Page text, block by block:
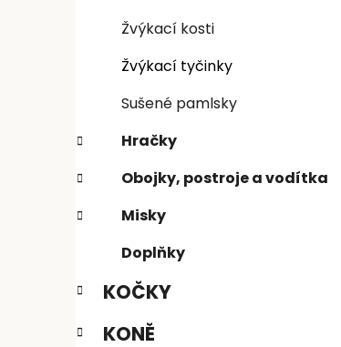
e
l
Žvýkací kosti
Žvýkací tyčinky
Sušené pamlsky
Hračky
Obojky, postroje a vodítka
Misky
Doplňky
KOČKY
KONĚ